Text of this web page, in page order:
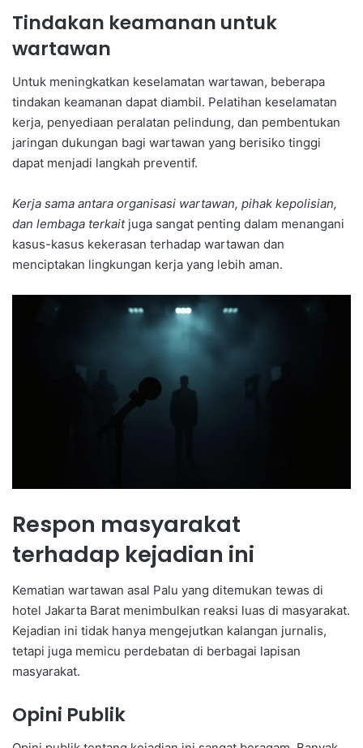
Tindakan keamanan untuk
wartawan
Untuk meningkatkan keselamatan wartawan, beberapa
tindakan keamanan dapat diambil. Pelatihan keselamatan
kerja, penyediaan peralatan pelindung, dan pembentukan
jaringan dukungan bagi wartawan yang berisiko tinggi
dapat menjadi langkah preventif.
Kerja sama antara organisasi wartawan, pihak kepolisian,
dan lembaga terkaitjuga sangat penting dalam menangani
kasus-kasus kekerasan terhadap wartawan dan
menciptakan lingkungan kerja yang lebih aman.
Respon masyarakat
terhadap kejadian ini
Kematian wartawan asal Palu yang ditemukan tewas di
hotel Jakarta Barat menimbulkan reaksi luas di masyarakat.
Kejadian ini tidak hanya mengejutkan kalangan jurnalis,
tetapi juga memicu perdebatan di berbagai lapisan
masyarakat.
Opini Publik